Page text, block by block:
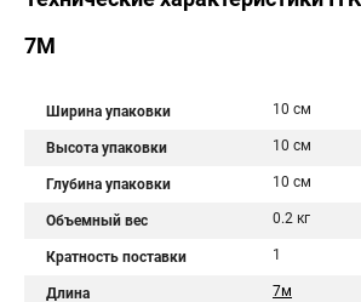
7M
Ширина упаковки 10 см
Высота упаковки 10 см
Глубина упаковки 10 см
Объемный вес 0.2 кг
Кратность поставки 1
Длина 7м